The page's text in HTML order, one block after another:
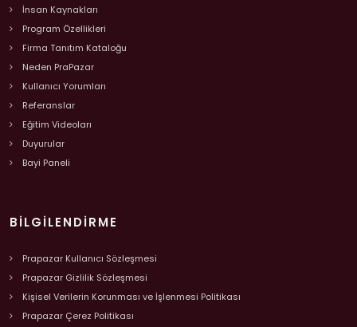
İnsan Kaynakları
Program Özellikleri
Firma Tanıtım Kataloğu
Neden PraPazar
Kullanıcı Yorumları
Referanslar
Eğitim Videoları
Duyurular
Bayi Paneli
BILGILENDIRME
Prapazar Kullanıcı Sözleşmesi
Prapazar Gizlilik Sözleşmesi
Kişisel Verilerin Korunması ve İşlenmesi Politikası
Prapazar Çerez Politikası